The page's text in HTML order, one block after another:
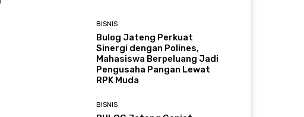
BISNIS
Bulog Jateng Perkuat
Sinergi dengan Polines,
Mahasiswa Berpeluang Jadi
Pengusaha Pangan Lewat
RPK Muda
BISNIS